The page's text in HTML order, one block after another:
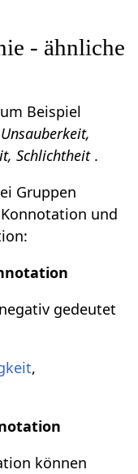
- ähnliche
Beispiel
Schlichtheit .
Gruppen
und
gedeutet
,
können